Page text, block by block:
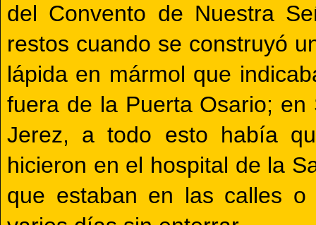
del Convento de Nuestra
restos cuando se construyó
lápida en mármol que
fuera de la Puerta Osario;
Jerez, a todo esto había
hicieron en el hospital de la
que estaban en las calles o